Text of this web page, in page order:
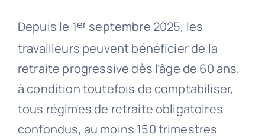
Depuis le 1er septembre 2025, les
travailleurs peuvent bénéficier de la
retraite progressive dès l’âge de 60 ans,
à condition toutefois de comptabiliser,
tous régimes de retraite obligatoires
confondus, au moins 150 trimestres